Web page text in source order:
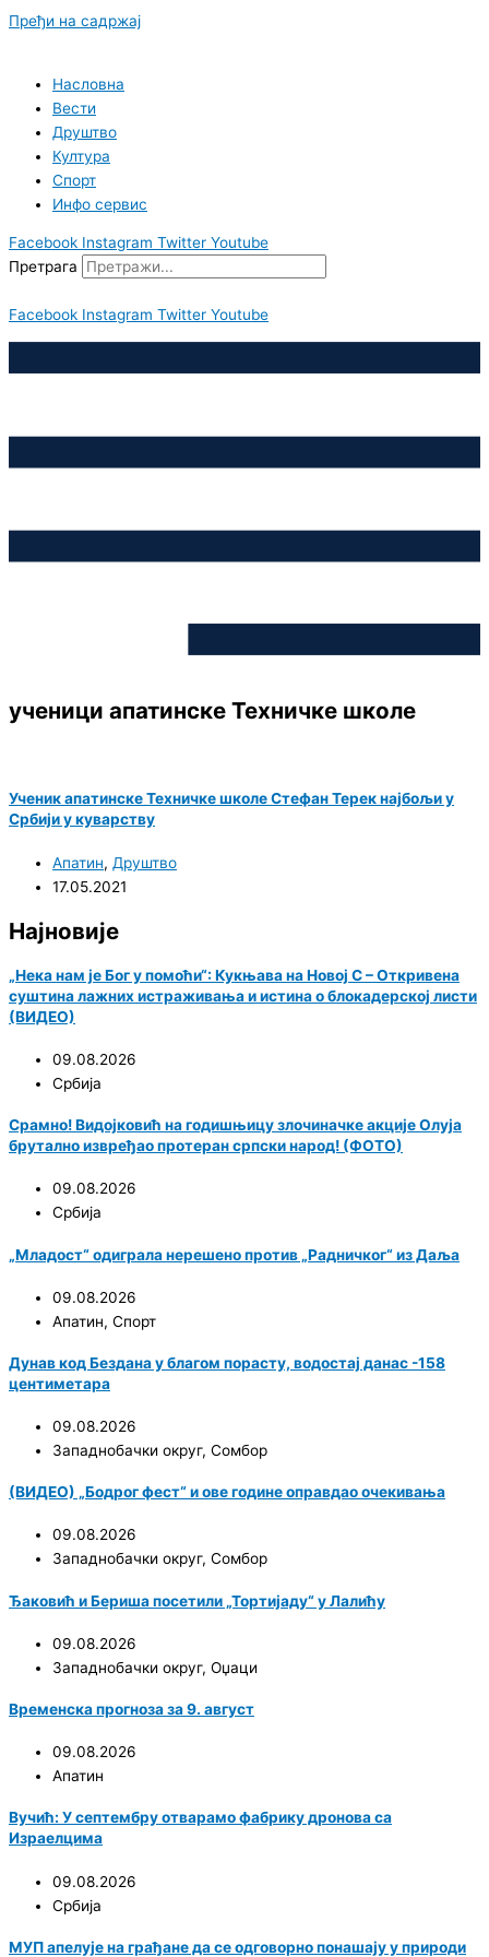
Пређи на садржај
Насловна
Вести
Друштво
Култура
Спорт
Инфо сервис
Facebook Instagram Twitter Youtube
Претрага
Facebook Instagram Twitter Youtube
ученици апатинске Техничке школе
Ученик апатинске Техничке школе Стефан Терек најбољи у
Србији у куварству
Апатин, Друштво
17.05.2021
Најновије
„Нека нам је Бог у помоћи“: Кукњава на Новој С – Откривена
суштина лажних истраживања и истина о блокадерској листи
(ВИДЕО)
09.08.2026
Србија
Срамно! Видојковић на годишњицу злочиначке акције Олуја
брутално извређао протеран српски народ! (ФОТО)
09.08.2026
Србија
„Младост“ одиграла нерешено против „Радничког“ из Даља
09.08.2026
Апатин, Спорт
Дунав код Бездана у благом порасту, водостај данас -158
центиметара
09.08.2026
Западнобачки округ, Сомбор
(ВИДЕО) „Бодрог фест“ и ове године оправдао очекивања
09.08.2026
Западнобачки округ, Сомбор
Ђаковић и Бериша посетили „Тортијаду“ у Лалићу
09.08.2026
Западнобачки округ, Оџаци
Временска прогноза за 9. август
09.08.2026
Апатин
Вучић: У септембру отварамо фабрику дронова са
Израелцима
09.08.2026
Србија
МУП апелује на грађане да се одговорно понашају у природи